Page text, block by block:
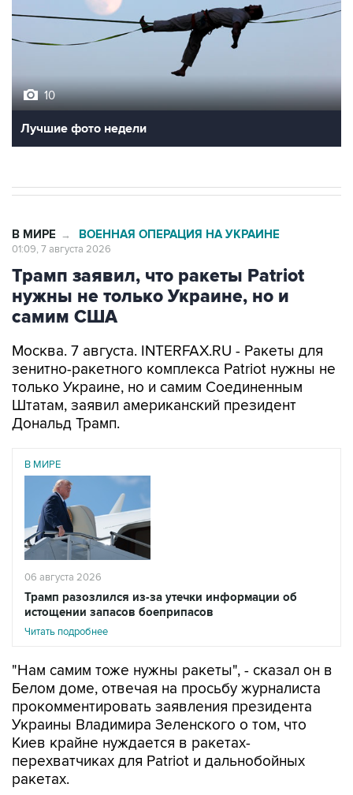
10
Лучшие фото недели
В МИРЕ → ВОЕННАЯ ОПЕРАЦИЯ НА УКРАИНЕ
01:09, 7 августа 2026
Трамп заявил, что ракеты Patriot
нужны не только Украине, но и
самим США
Москва. 7 августа. INTERFAX.RU - Ракеты для
зенитно-ракетного комплекса Patriot нужны не
только Украине, но и самим Соединенным
Штатам, заявил американский президент
Дональд Трамп.
В МИРЕ
06 августа 2026
Трамп разозлился из-за утечки информации об
истощении запасов боеприпасов
Читать подробнее
"Нам самим тоже нужны ракеты", - сказал он в
Белом доме, отвечая на просьбу журналиста
прокомментировать заявления президента
Украины Владимира Зеленского о том, что
Киев крайне нуждается в ракетах-
перехватчиках для Patriot и дальнобойных
ракетах.